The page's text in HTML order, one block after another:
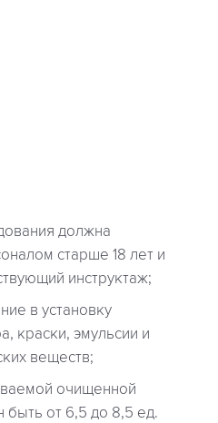
должна
старше 18 лет и
инструктаж;
в установку
краски, эмульсии и
веществ;
очищенной
быть от 6,5 до 8,5 ед.